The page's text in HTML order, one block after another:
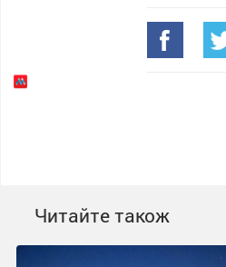
Читайте також